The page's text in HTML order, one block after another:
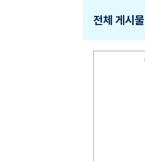
전체 게시물